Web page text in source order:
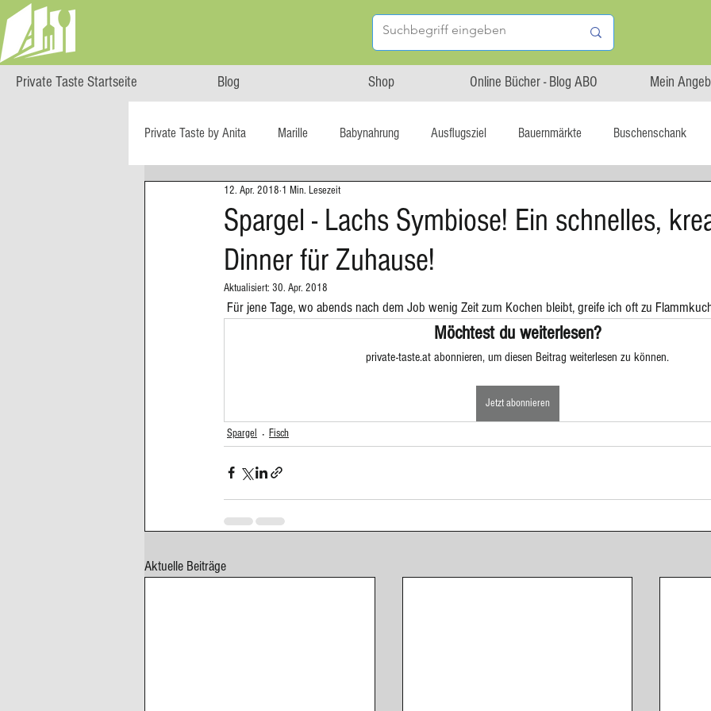
Private Taste Startseite Blog Shop Online Bücher - Blog ABO Mein
Private Taste by Anita Marille Babynahrung Ausflugsziel Bauernmärkte Buschenschank
Cooking Class HERZGENUSS
Reise-Blog Regional statt global
Big Green Egg Dessert Blätterteig Blechkuchen Brot Biskuit Burger
Eingelegtes, Eingekochtes, Dörren
Feigen Fisch
Spargel - Lachs Symbiose! Ein schnelles,
Dinner für Zuhause!
12. Apr. 2018 1 Min. Lesezeit
Aktualisiert: 30. Apr. 2018
Für jene Tage, wo abends nach dem Job wenig Zeit zum Kochen bleibt, greife ich oft zu
Möchtest du weiterlesen?
private-taste.at abonnieren, um diesen Beitrag weiterlesen zu können.
Jetzt abonnieren
Spargel Fisch
Aktuelle Beiträge